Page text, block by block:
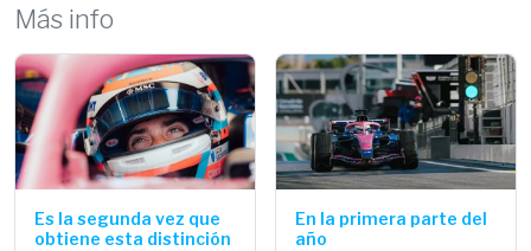
Más info
Es la segunda vez que
obtiene esta distinción
En la primera parte del
año